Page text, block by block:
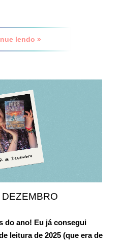
lendo »
do ano! Eu já consegui
leitura de 2025 (que era de